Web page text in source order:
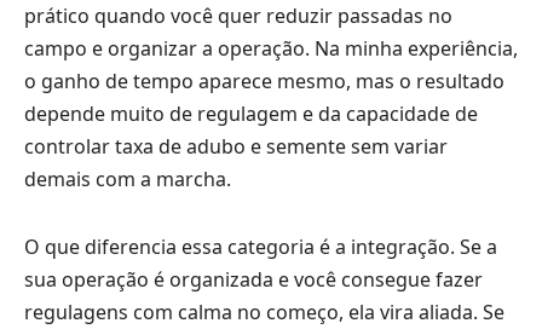
prático quando você quer reduzir passadas no
campo e organizar a operação. Na minha experiência,
o ganho de tempo aparece mesmo, mas o resultado
depende muito de regulagem e da capacidade de
controlar taxa de adubo e semente sem variar
demais com a marcha.
O que diferencia essa categoria é a integração. Se a
sua operação é organizada e você consegue fazer
regulagens com calma no começo, ela vira aliada. Se